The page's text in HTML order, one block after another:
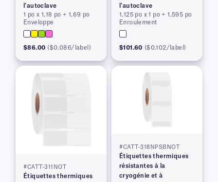
l'autoclave
1 po x 1,18 po + 1,69 po
Enveloppe
$86.00 ($0.086/label)
l'autoclave
1,125 po x 1 po + 1,595 po
Enroulement
$101.60 ($0.102/label)
#CATT-311NOT
Étiquettes thermiques
#CATT-318NPSBNOT
Étiquettes thermiques
résistantes à la
cryogénie et à